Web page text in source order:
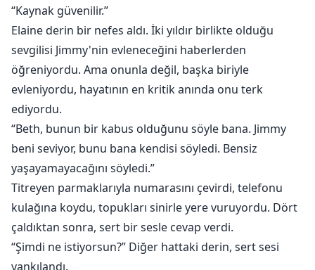
“Kaynak güvenilir.”
Elaine derin bir nefes aldı. İki yıldır birlikte olduğu
sevgilisi Jimmy'nin evleneceğini haberlerden
öğreniyordu. Ama onunla değil, başka biriyle
evleniyordu, hayatının en kritik anında onu terk
ediyordu.
“Beth, bunun bir kabus olduğunu söyle bana. Jimmy
beni seviyor, bunu bana kendisi söyledi. Bensiz
yaşayamayacağını söyledi.”
Titreyen parmaklarıyla numarasını çevirdi, telefonu
kulağına koydu, topukları sinirle yere vuruyordu. Dört
çaldıktan sonra, sert bir sesle cevap verdi.
“Şimdi ne istiyorsun?” Diğer hattaki derin, sert sesi
yankılandı.